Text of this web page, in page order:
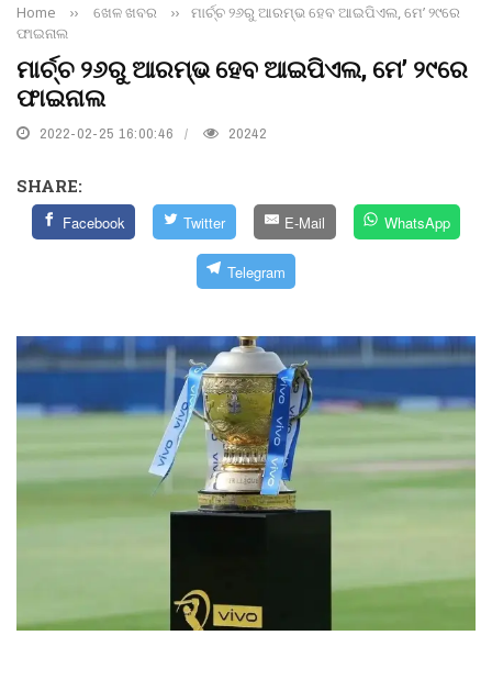
Home ›› ଖେଳ ଖବର ››
ମାର୍ଚ୍ଚ ୨୬ରୁ ଆରମ୍ଭ ହେବ ଆଇପିଏଲ, ମେ’ ୨୯ରେ
ଫାଇନାଲ
ମାର୍ଚ୍ଚ ୨୬ରୁ ଆରମ୍ଭ ହେବ ଆଇପିଏଲ, ମେ’ ୨୯ରେ
ଫାଇନାଲ
2022-02-25 16:00:46 20242
SHARE:
Facebook Twitter E-Mail WhatsApp
Telegram